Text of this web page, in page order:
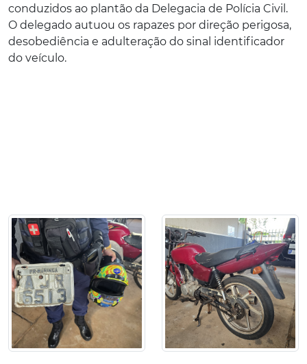
conduzidos ao plantão da Delegacia de Polícia Civil.
O delegado autuou os rapazes por direção perigosa,
desobediência e adulteração do sinal identificador
do veículo.